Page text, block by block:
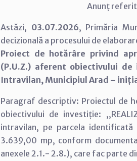
Anunț
Astăzi, 03.07.2026, Primăria
decizională a procesului de
Proiect de hotărâre privind
(P.U.Z.) aferent obiectivului
Intravilan, Municipiul Arad –
Paragraf descriptiv: Proiectul de
obiectivului de investiție:
intravilan, pe parcela
3.639,00 mp, conform
anexele 2.1.- 2.8.), care fac parte